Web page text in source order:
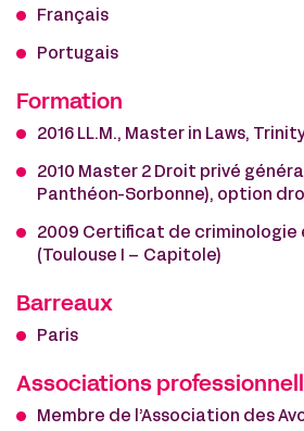
Français
Portugais
Formation
2016 LL.M., Master in Laws,
2010 Master 2 Droit privé
Panthéon-Sorbonne), option
2009 Certificat de criminologie
(Toulouse I – Capitole)
Barreaux
Paris
Associations
Membre de l’Association des